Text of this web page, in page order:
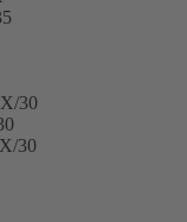
30
30